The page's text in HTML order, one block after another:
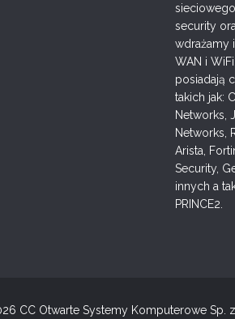
security
wdrażamy
WAN i
posiadają
takich jak:
Networks,
Networks,
Arista,
Security,
innych a
PRINCE2.
CC Otwarte Systemy Komputerowe Sp. z